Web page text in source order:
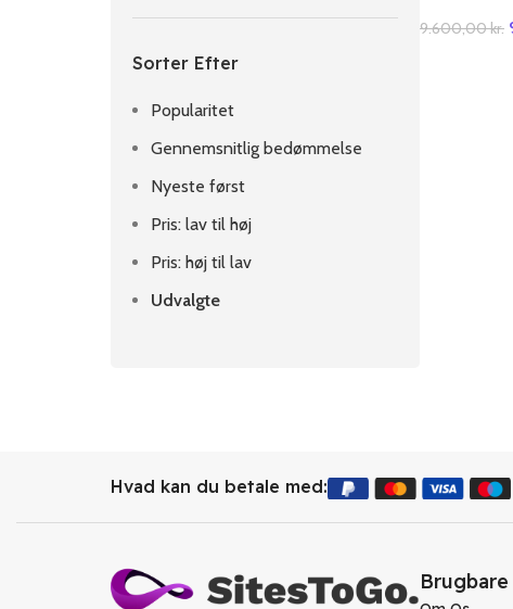
Sorter Efter
Popularitet
Gennemsnitlig bedømmelse
Nyeste først
Pris: lav til høj
Pris: høj til lav
Udvalgte
9.600,00kr.
Hvad kan du betale med:
Brugbare